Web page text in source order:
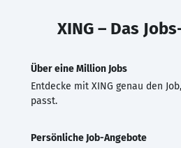
XING – Das
Über eine Million Jobs
Entdecke mit XING genau den
passt.
Persönliche Job-Angebote